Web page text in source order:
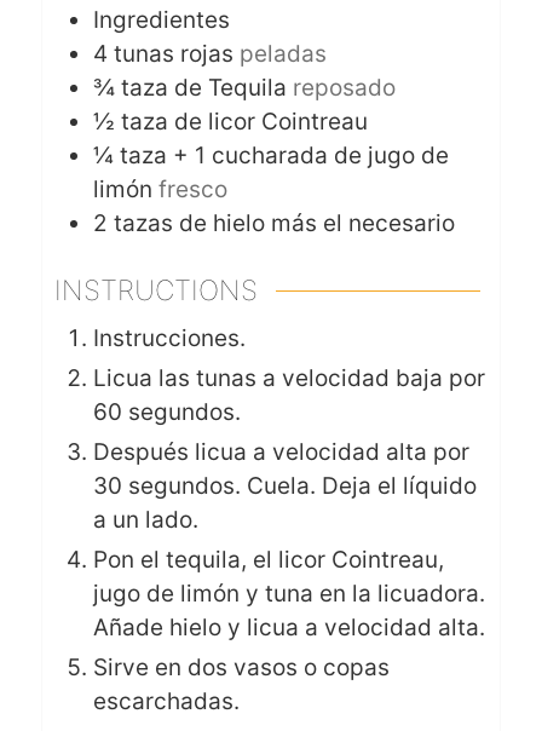
Ingredientes
4 tunas rojas peladas
¾ taza de Tequila reposado
½ taza de licor Cointreau
¼ taza + 1 cucharada de jugo de
limón fresco
2 tazas de hielo más el necesario
INSTRUCTIONS
Instrucciones.
Licua las tunas a velocidad baja por
60 segundos.
Después licua a velocidad alta por
30 segundos. Cuela. Deja el líquido
a un lado.
Pon el tequila, el licor Cointreau,
jugo de limón y tuna en la licuadora.
Añade hielo y licua a velocidad alta.
Sirve en dos vasos o copas
escarchadas.